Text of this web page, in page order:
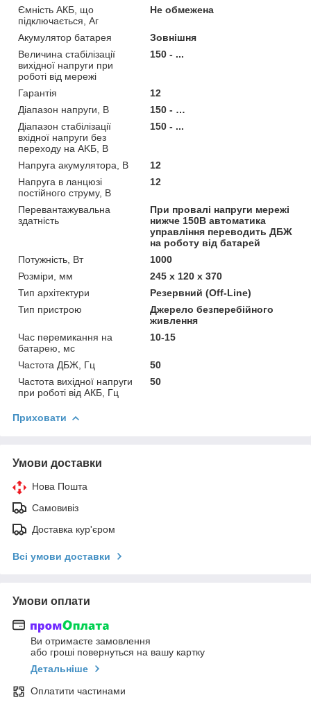
Ємність АКБ, що
підключається, Аг
Не обмежена
Акумулятор батарея
Зовнішня
Величина стабілізації
вихідної напруги при
роботі від мережі
150 - ...
Гарантія
12
Діапазон напруги, В
150 - …
Діапазон стабілізації
вхідної напруги без
переходу на AKБ, В
150 - ...
Напруга акумулятора, В
12
Напруга в ланцюзі
постійного струму, В
12
Перевантажувальна
здатність
При провалі напруги мережі
нижче 150В автоматика
управління переводить ДБЖ
на роботу від батарей
Потужність, Вт
1000
Розміри, мм
245 х 120 х 370
Тип архітектури
Резервний (Off-Line)
Тип пристрою
Джерело безперебійного
живлення
Час перемикання на
батарею, мс
10-15
Частота ДБЖ, Гц
50
Частота вихідної напруги
при роботі від АКБ, Гц
50
Приховати
Умови доставки
Нова Пошта
Самовивіз
Доставка кур'єром
Всі умови доставки
Умови оплати
Ви отримаєте замовлення
або гроші повернуться на вашу картку
Детальніше
Оплатити частинами